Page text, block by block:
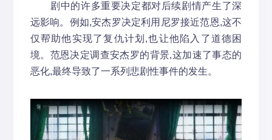
剧中的许多重要决定都对后续剧情产生了深
远影响。例如,安杰罗决定利用尼罗接近范恩,这不
仅帮助他实现了复仇计划,也让他陷入了道德困
境。范恩决定调查安杰罗的背景,这加速了事态的
恶化,最终导致了一系列悲剧性事件的发生。